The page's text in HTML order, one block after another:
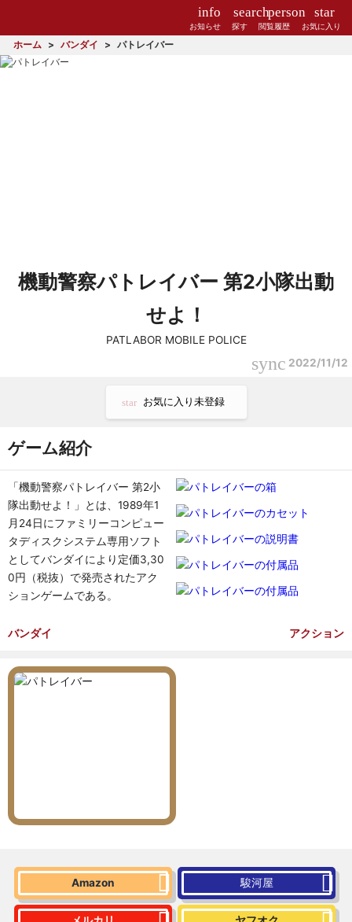
info
お知らせ
search
探す
person
閲覧履歴
star
お気に入り
ホーム バンダイ パトレイバー
機動警察パトレイバー 第2小隊出動
せよ！
PATLABOR MOBILE POLICE
sync 2022/11/12
star お気に入り未登録
ゲーム紹介
「機動警察パトレイバー 第2小
隊出動せよ！」とは、1989年1
月24日にファミリーコンピュー
タディスクシステム専用ソフト
としてバンダイにより定価3,30
0円（税抜）で発売されたアク
ションゲームである。
バンダイ アクション
Amazon 駿河屋